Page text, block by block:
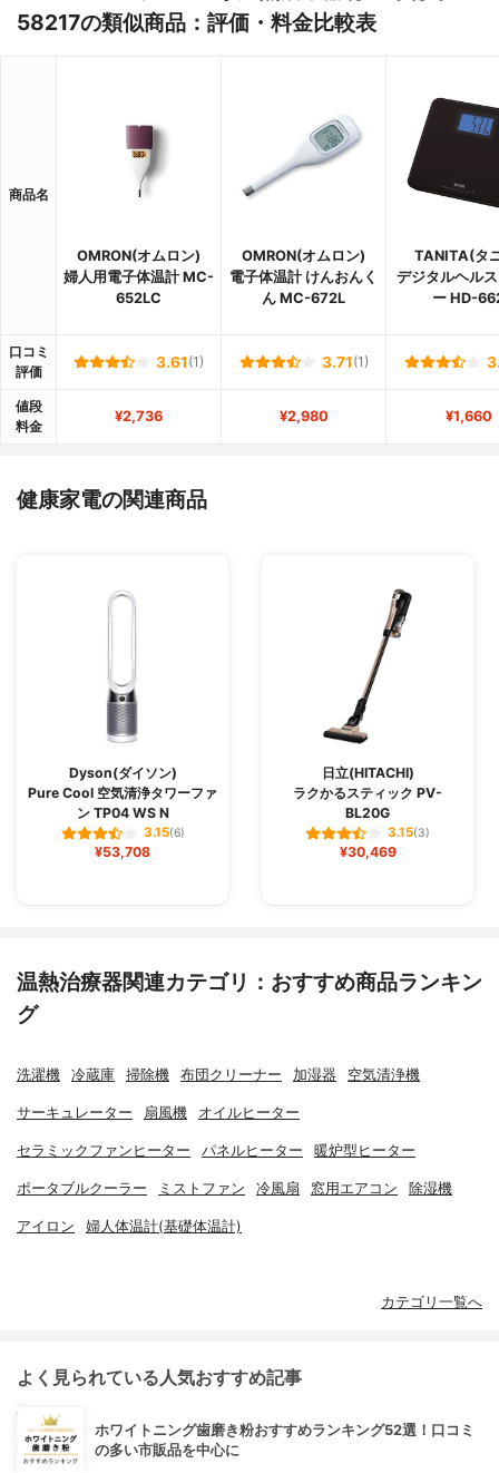
58217の類似商品：評価・料金比較表
商品名
OMRON(オムロン)
婦人用電子体温計 MC-
652LC
OMRON(オムロン)
電子体温計 けんおんく
ん MC-672L
TANITA(タ
デジタルヘル
ー HD-
口コミ
評価
3.61 (1) 3.71 (1)
値段
料金
¥2,736 ¥2,980 ¥1,660
健康家電の関連商品
Dyson(ダイソン)
Pure Cool 空気清浄タワーファ
ン TP04 WS N
3.15(6)
¥53,708
日立(HITACHI)
ラクかるスティック PV-
BL20G
3.15(3)
¥30,469
温熱治療器関連カテゴリ：おすすめ商品ランキン
グ
洗濯機 冷蔵庫 掃除機 布団クリーナー 加湿器 空気清浄機
サーキュレーター 扇風機 オイルヒーター
セラミックファンヒーター パネルヒーター 暖炉型ヒーター
ポータブルクーラー ミストファン 冷風扇 窓用エアコン 除湿機
アイロン 婦人体温計(基礎体温計)
カテゴリ一覧へ
よく見られている人気おすすめ記事
ホワイトニング歯磨き粉おすすめランキング52選！口コミ
の多い市販品を中心に